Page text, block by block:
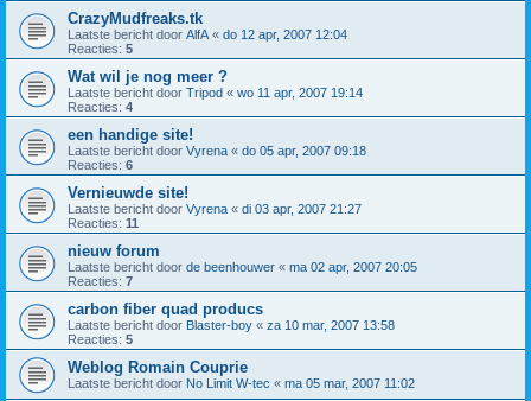
CrazyMudfreaks.tk
Laatste bericht door AlfA « do 12 apr, 2007 12:04
Reacties: 5
Wat wil je nog meer ?
Laatste bericht door Tripod « wo 11 apr, 2007 19:14
Reacties: 4
een handige site!
Laatste bericht door Vyrena « do 05 apr, 2007 09:18
Reacties: 6
Vernieuwde site!
Laatste bericht door Vyrena « di 03 apr, 2007 21:27
Reacties: 11
nieuw forum
Laatste bericht door de beenhouwer « ma 02 apr, 2007 20:05
Reacties: 7
carbon fiber quad producs
Laatste bericht door Blaster-boy « za 10 mar, 2007 13:58
Reacties: 5
Weblog Romain Couprie
Laatste bericht door No Limit W-tec « ma 05 mar, 2007 11:02